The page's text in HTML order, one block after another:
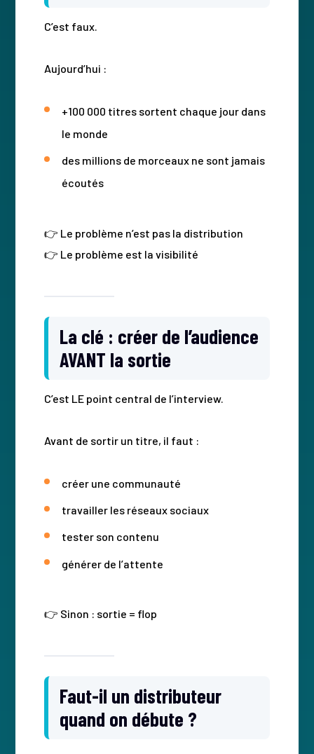
C’est faux.
Aujourd’hui :
+100 000 titres sortent chaque jour dans
le monde
des millions de morceaux ne sont jamais
écoutés
👉 Le problème n’est pas la distribution
👉 Le problème est la visibilité
La clé : créer de l’audience
AVANT la sortie
C’est LE point central de l’interview.
Avant de sortir un titre, il faut :
créer une communauté
travailler les réseaux sociaux
tester son contenu
générer de l’attente
👉 Sinon : sortie = flop
Faut-il un distributeur
quand on débute ?